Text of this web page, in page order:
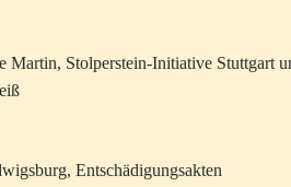
Martin, Stolperstein-Initiative Stuttgart
Entschädigungsakten